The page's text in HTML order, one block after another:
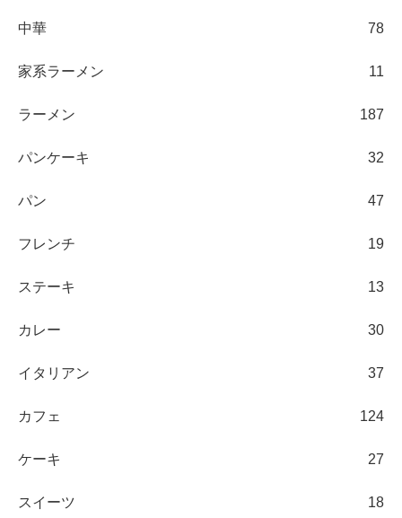
中華 78
家系ラーメン 11
ラーメン 187
パンケーキ 32
パン 47
フレンチ 19
ステーキ 13
カレー 30
イタリアン 37
カフェ 124
ケーキ 27
スイーツ 18